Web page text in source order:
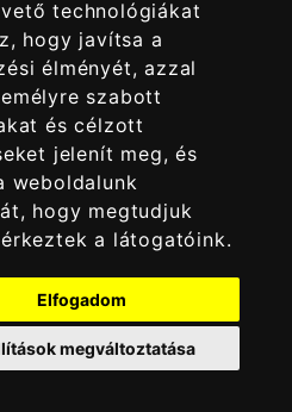
technológiákat
hogy javítsa a
élményét, azzal
szabott
és célzott
jelenít meg, és
weboldalunk
hogy megtudjuk
a látogatóink.
Elfogadom
megváltoztatása